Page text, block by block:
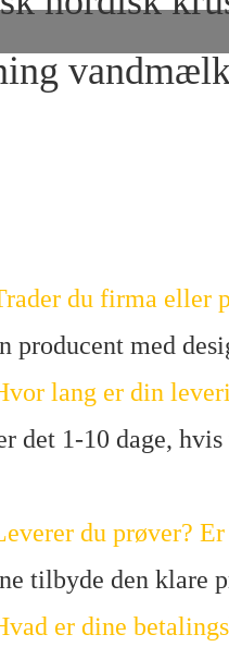
du firma eller
producent med
lang er din
det 1-10 dage,
du prøver?
tilbyde den klare
er dine